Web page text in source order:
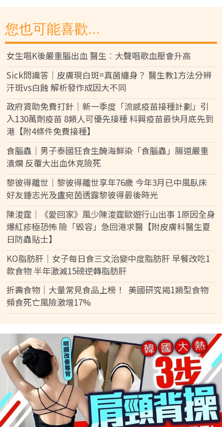
您也可能喜歡...
女生唱K後嚴重腦出血 醫生︰大聲唱歌血壓會升高
Sick問識答｜皮膚現白斑=真菌纏身？ 醫生教1方法分辨
汗斑vs白蝕 解析發作成因大不同
政府資助免費打針｜新一季度「流感疫苗接種計劃」引
入130萬劑疫苗 8類人可優先接種 科興疫苗最快月底先到
港【附4條件免費接種】
食腦蟲｜男子泰國狂食生醃海鮮染「食腦蟲」腸道嚴重
潰爛 反覆大出血休克險死
黎彼得離世｜黎彼得離世享年76歲 今年3月已中風臥床
好友鍾志光及盧宛茵透露黎彼得最後時光
陳浚霆｜《愛回家》風少陳浚霆歐遊行山出事 1原因全身
爆紅疹極恐怖 險「毀容」急回港求醫【附皮膚科醫生夏
日防蟲貼士】
KO脂肪肝｜女子每日食三文治變中度脂肪肝 早餐改吃1
款食物 半年激減15磅逆轉脂肪肝
折壽食物｜大量常見食品上榜！ 美國研究揭1類型食物
頻食死亡風險激增17%